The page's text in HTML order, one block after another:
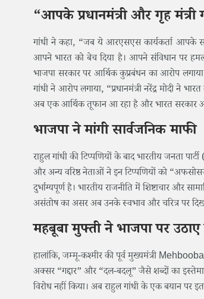
“आपके प्रधानमंत्री और गृह मंत्री
गांधी ने कहा, “जब ये आरएसएस कार्यकर्ता आपके
आपने भारत को बेच दिया है। आपने संविधान पर
भाजपा सरकार पर आर्थिक कुप्रबंधन का आरोप
गांधी ने आरोप लगाया, “प्रधानमंत्री नरेंद्र मोदी ने
अब एक आर्थिक तूफान आ रहा है और भारत सरकार
भाजपा ने मांगी सार्वजनिक माफी
राहुल गांधी की टिप्पणियों के बाद भारतीय जनता
और अन्य वरिष्ठ नेताओं ने इन टिप्पणियों को
दुर्भाग्यपूर्ण है। भारतीय राजनीति में शिष्टाचार
असंतोष का असर अब उनके स्वभाव और चरित्र पर
महबूबा मुफ्ती ने भाजपा पर
हालांकि, जम्मू-कश्मीर की पूर्व मुख्यमंत्री
अक्सर “गद्दार” और “दल-बदलू” जैसे शब्दों का
विरोध नहीं किया। अब राहुल गांधी के एक बयान पर